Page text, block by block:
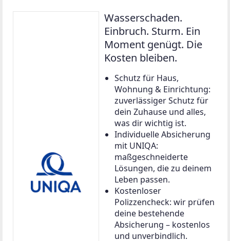
Wasserschaden.
Einbruch. Sturm. Ein
Moment genügt. Die
Kosten bleiben.
Schutz für Haus,
Wohnung & Einrichtung:
zuverlässiger Schutz für
dein Zuhause und alles,
was dir wichtig ist.
Individuelle Absicherung
mit UNIQA:
maßgeschneiderte
Lösungen, die zu deinem
Leben passen.
Kostenloser
Polizzencheck: wir prüfen
deine bestehende
Absicherung – kostenlos
und unverbindlich.